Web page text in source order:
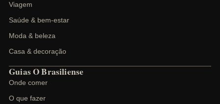
Viagem
Saúde & bem-estar
Moda & beleza
Casa & decoração
Guias O Brasiliense
Onde comer
O que fazer